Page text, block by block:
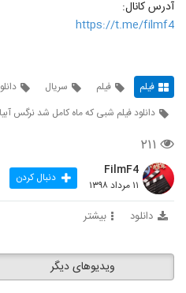
آدرس کانال:
https://t.me/filmf4
فیلم فیلم سریال
دانلود فیلم شبی که ماه کامل شد نرگس
۲۱۱
FilmF4
۱۱ مرداد ۱۳۹۸ دنبال کردن
دانلود بیشتر
ویدیوهای دیگر